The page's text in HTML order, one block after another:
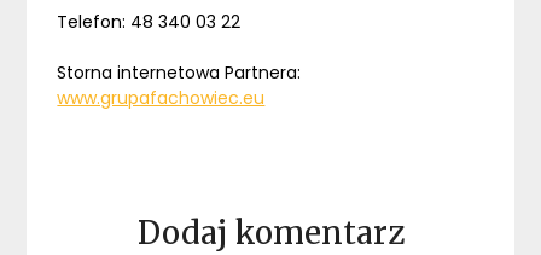
Telefon: 48 340 03 22
Storna internetowa Partnera:
www.grupafachowiec.eu
Dodaj komentarz